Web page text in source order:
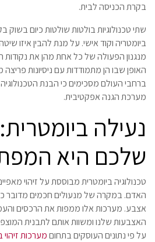
בקרת הכניסה לבית.
שתי טכנולוגיות בולטות שולטות כיום
ביומטריה וקוד אישי. על מנת להבין איזו
מנגנון הפעולה של כל אחת מהן את נקודות
האופן שבו הן מתמודדות עם ניסיונות
ברחבי העולם מסכימים כי הבנת
מערכת הגנה אפקטיבית.
נעילה
שלכם היא
טכנולוגיה ביומטרית מבוססת על זיהוי
האדם. במקרה של מנעולים חכמים מדובר
אצבע. מערכות אלו ממפות את הרכסים
האצבעות שלנו ומשוות אותם לתבנית
על פי נתונים העוסקים בתחוםמערכות זיהוי